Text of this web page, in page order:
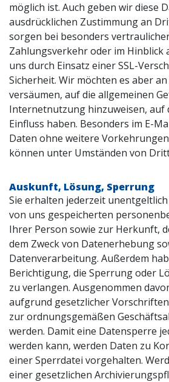
möglich ist. Auch geben wir diese
ausdrücklichen Zustimmung an
sorgen bei besonders
Zahlungsverkehr oder im Hinblick
uns durch Einsatz einer SSL-
Sicherheit. Wir möchten es aber
versäumen, auf die allgemeinen
Internetnutzung hinzuweisen, auf
Einfluss haben. Besonders im E-
Daten ohne weitere
können unter Umständen von
Auskunft, Lösung, Sperrung
Sie erhalten jederzeit
von uns gespeicherten
Ihrer Person sowie zur Herkunft,
dem Zweck von Datenerhebung
Datenverarbeitung. Außerdem
Berichtigung, die Sperrung oder
zu verlangen. Ausgenommen
aufgrund gesetzlicher
zur ordnungsgemäßen
werden. Damit eine Datensperre
werden kann, werden Daten zu
einer Sperrdatei vorgehalten.
einer gesetzlichen